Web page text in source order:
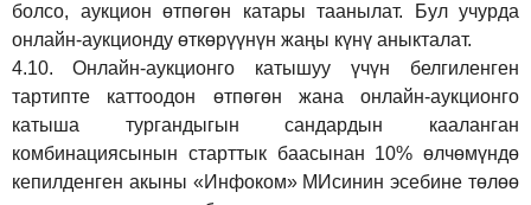
болсо, аукцион өтпөгөн катары таанылат. Бул учурда
онлайн-аукционду өткөрүүнүн жаңы күнү аныкталат.
4.10.
Онлайн-аукционго катышуу үчүн белгиленген
тартипте каттоодон өтпөгөн жана онлайн-аукционго
катыша тургандыгын сандардын кааланган
комбинациясынын старттык баасынан 10% өлчөмүндө
кепилденген акыны «Инфоком» МИсинин эсебине төлөө